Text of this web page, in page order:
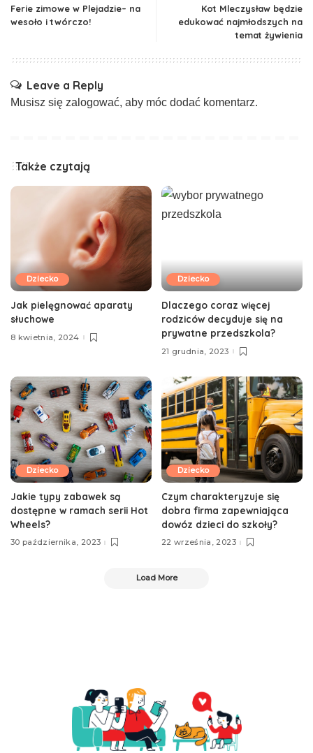
Ferie zimowe w Plejadzie– na
wesoło i twórczo!
Kot Mleczysław będzie
edukować najmłodszych na
temat żywienia
Leave a Reply
Musisz się zalogować, aby móc dodać komentarz.
Także czytają
Dziecko
Jak pielęgnować aparaty
słuchowe
8 kwietnia, 2024
Dziecko
Dlaczego coraz więcej
rodziców decyduje się na
prywatne przedszkola?
21 grudnia, 2023
Dziecko
Jakie typy zabawek są
dostępne w ramach serii Hot
Wheels?
30 października, 2023
Dziecko
Czym charakteryzuje się
dobra firma zapewniająca
dowóz dzieci do szkoły?
22 września, 2023
Load More